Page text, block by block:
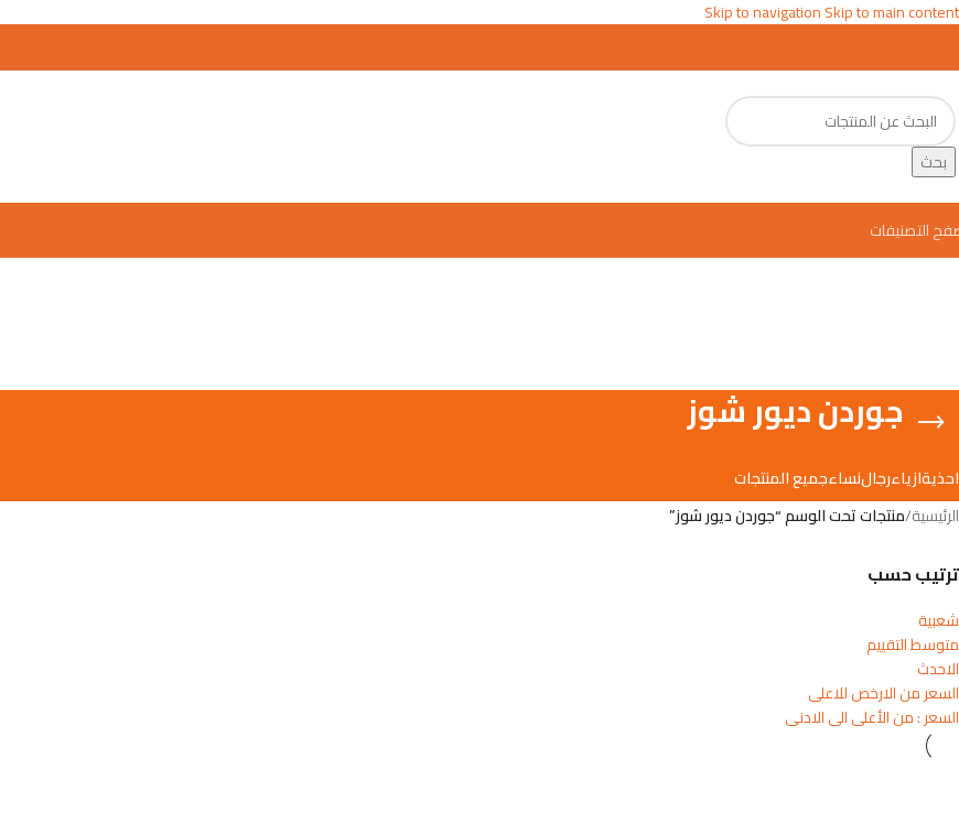
Skip to navigationSkip to main content
بحث
التصنيفات
جوردن ديور شوز
احذيةازياءرجالنساءجميع المنتجات
الرئيسية/منتجات تحت الوسم “جوردن ديور شوز”
ترتيب حسب
شعبية
متوسط التقييم
الاحدث
السعر من الارخص للاعلى
السعر : من الأعلى الى الادنى